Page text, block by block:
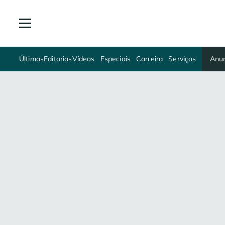
ÚltimasEditoriasVídeos Especiais Carreira Serviços